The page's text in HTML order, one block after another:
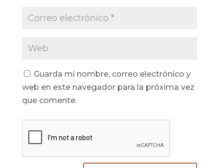
Guarda mi nombre, correo electrónico y
web en este navegador para la próxima vez
que comente.